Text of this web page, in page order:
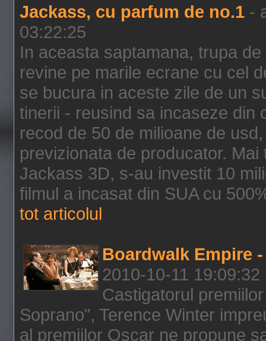
Jackass, cu parfum de no.1 -
03:22:25
In aceasta saptamana, trupa
revine pe marile ecrane cu cel
se bucura in aceste zile de un
tinerii - reusind sa incaseze din
recod de 50 de milioane de
previzionata de producator.
Jackass 3D, s-au investit 10
filmul a incasat din SUA cu
tot articolul
Boardwalk Empire
2010-10-11 19:09:32
Castigatorul
Soprano", Terence Winter
al premiilor Oscar ne propune